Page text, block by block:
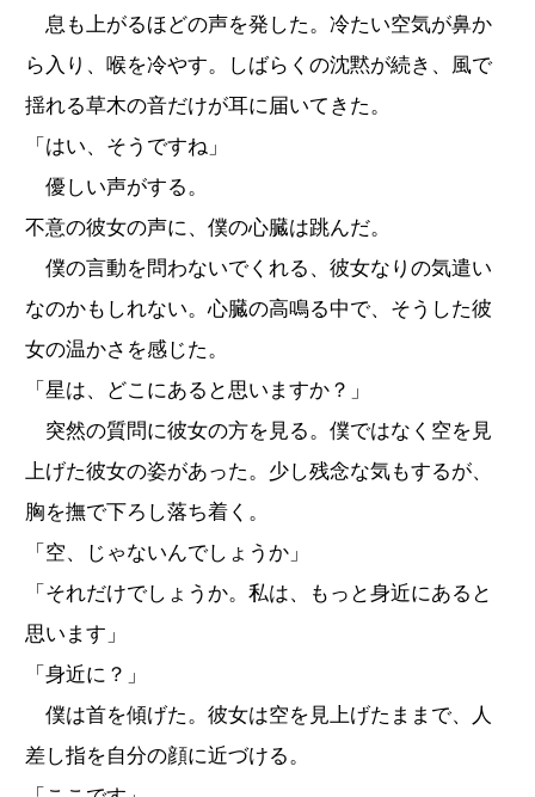
息も上がるほどの声を発した。冷たい空気が鼻か
ら入り、喉を冷やす。しばらくの沈黙が続き、風で
揺れる草木の音だけが耳に届いてきた。
「はい、そうですね」
優しい声がする。
不意の彼女の声に、僕の心臓は跳んだ。
僕の言動を問わないでくれる、彼女なりの気遣い
なのかもしれない。心臓の高鳴る中で、そうした彼
女の温かさを感じた。
「星は、どこにあると思いますか？」
突然の質問に彼女の方を見る。僕ではなく空を見
上げた彼女の姿があった。少し残念な気もするが、
胸を撫で下ろし落ち着く。
「空、じゃないんでしょうか」
「それだけでしょうか。私は、もっと身近にあると
思います」
「身近に？」
僕は首を傾げた。彼女は空を見上げたままで、人
差し指を自分の顔に近づける。